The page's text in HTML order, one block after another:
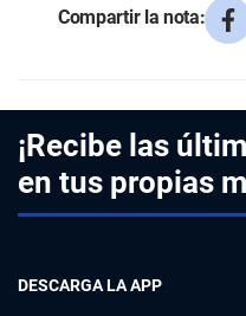
Compartir la nota:
¡Recibe las
en tus propias
DESCARGA LA APP